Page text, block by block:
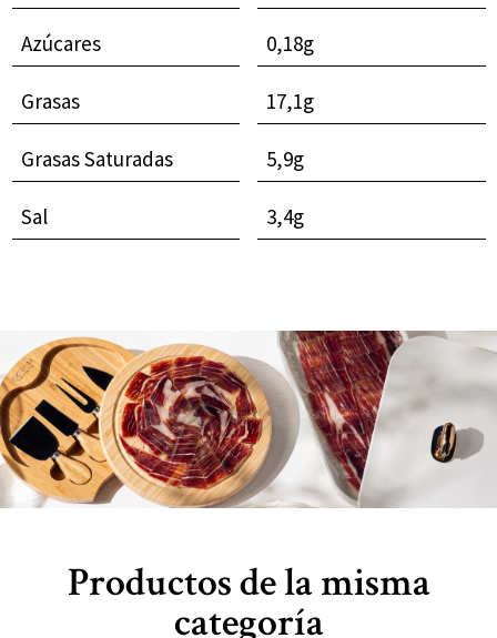
Azúcares 0,18g
Grasas 17,1g
Grasas Saturadas 5,9g
Sal 3,4g
Productos de la misma
categoría